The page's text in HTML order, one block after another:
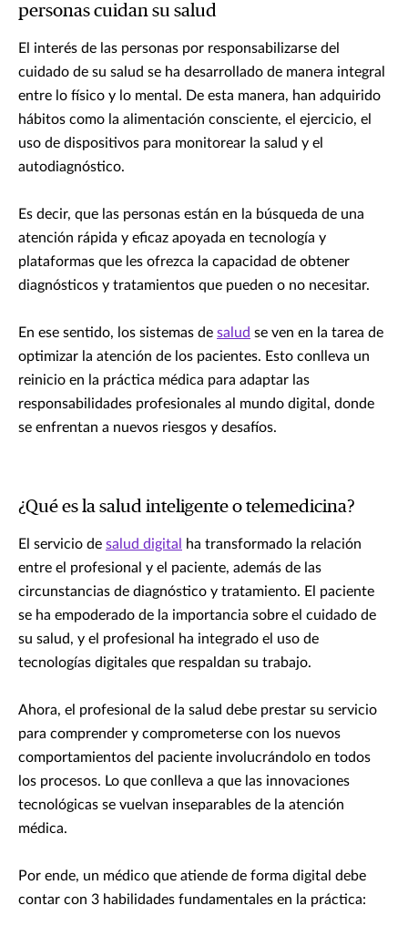
personas cuidan su salud
El interés de las personas por responsabilizarse del
cuidado de su salud se ha desarrollado de manera integral
entre lo físico y lo mental. De esta manera, han adquirido
hábitos como la alimentación consciente, el ejercicio, el
uso de dispositivos para monitorear la salud y el
autodiagnóstico.
Es decir, que las personas están en la búsqueda de una
atención rápida y eficaz apoyada en tecnología y
plataformas que les ofrezca la capacidad de obtener
diagnósticos y tratamientos que pueden o no necesitar.
En ese sentido, los sistemas de salud se ven en la tarea de
optimizar la atención de los pacientes. Esto conlleva un
reinicio en la práctica médica para adaptar las
responsabilidades profesionales al mundo digital, donde
se enfrentan a nuevos riesgos y desafíos.
¿Qué es la salud inteligente o telemedicina?
El servicio de salud digital
ha transformado la relación
entre el profesional y el paciente, además de las
circunstancias de diagnóstico y tratamiento. El paciente
se ha empoderado de la importancia sobre el cuidado de
su salud, y el profesional ha integrado el uso de
tecnologías digitales que respaldan su trabajo.
Ahora, el profesional de la salud debe prestar su servicio
para comprender y comprometerse con los nuevos
comportamientos del paciente involucrándolo en todos
los procesos. Lo que conlleva a que las innovaciones
tecnológicas se vuelvan inseparables de la atención
médica.
Por ende, un médico que atiende de forma digital debe
contar con 3 habilidades fundamentales en la práctica: